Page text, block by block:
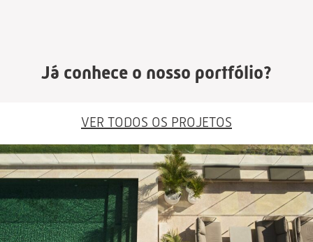
Já conhece o nosso portfólio?
VER TODOS OS PROJETOS